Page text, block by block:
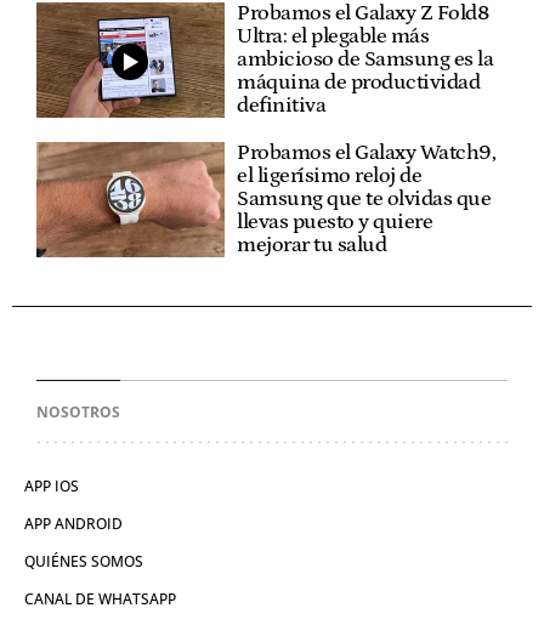
Probamos el Galaxy Z Fold8
Ultra: el plegable más
ambicioso de Samsung es la
máquina de productividad
definitiva
Probamos el Galaxy Watch9,
el ligerísimo reloj de
Samsung que te olvidas que
llevas puesto y quiere
mejorar tu salud
NOSOTROS
APP IOS
APP ANDROID
QUIÉNES SOMOS
CANAL DE WHATSAPP